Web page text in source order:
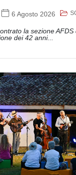
6 Agosto 2026
la sezione AFDS
dei 42 anni...